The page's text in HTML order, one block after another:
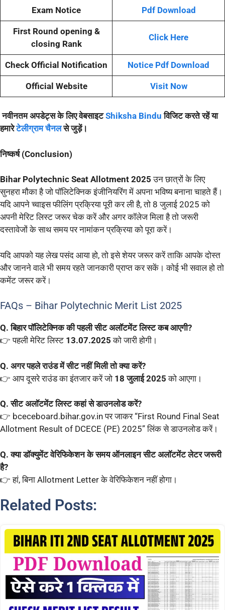
Exam Notice Pdf Download
First Round opening &
closing Rank
Click Here
Check Official Notification Notice Pdf Download
Official Website Visit Now
नवीनतम अपडेट्स के लिए वेबसाइटShiksha Bindu विजिट करते रहें या
हमारेटेलीग्राम चैनल से जुड़ें।
निष्कर्ष (Conclusion)
Bihar Polytechnic Seat Allotment 2025 उन छात्रों के लिए
सुनहरा मौका है जो पॉलिटेक्निक इंजीनियरिंग में अपना भविष्य बनाना चाहते हैं।
यदि आपने च्वाइस फीलिंग प्रक्रिया पूरी कर ली है, तो 8 जुलाई 2025 को
अपनी मेरिट लिस्ट जरूर चेक करें और अगर कॉलेज मिला है तो जरूरी
दस्तावेजों के साथ समय पर नामांकन प्रक्रिया को पूरा करें।
यदि आपको यह लेख पसंद आया हो, तो इसे शेयर जरूर करें ताकि आपके दोस्त
और जानने वाले भी समय रहते जानकारी प्राप्त कर सकें। कोई भी सवाल हो तो
कमेंट जरूर करें।
FAQs – Bihar Polytechnic Merit List 2025
Q. बिहार पॉलिटेक्निक की पहली सीट अलॉटमेंट लिस्ट कब आएगी?
👉 पहली मेरिट लिस्ट 13.07.2025 को जारी होगी।
Q. अगर पहले राउंड में सीट नहीं मिली तो क्या करें?
👉 आप दूसरे राउंड का इंतजार करें जो 18 जुलाई 2025 को आएगा।
Q. सीट अलॉटमेंट लिस्ट कहां से डाउनलोड करें?
👉 bceceboard.bihar.gov.in पर जाकर “First Round Final Seat
Allotment Result of DCECE (PE) 2025” लिंक से डाउनलोड करें।
Q. क्या डॉक्युमेंट वेरिफिकेशन के समय ऑनलाइन सीट अलॉटमेंट लेटर जरूरी
है?
👉 हां, बिना Allotment Letter के वेरिफिकेशन नहीं होगा।
Related Posts: